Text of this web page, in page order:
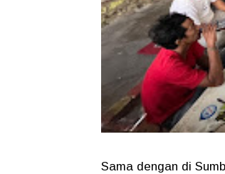
Sama dengan di